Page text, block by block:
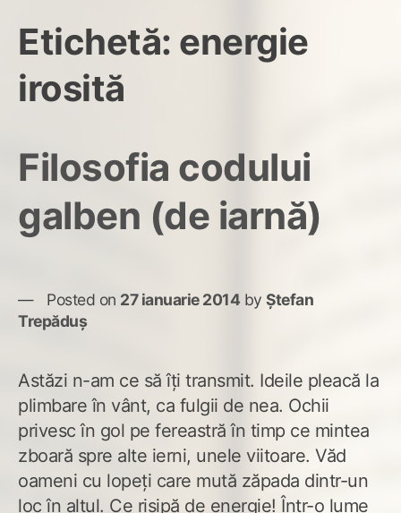
Etichetă: energie
irosită
Filosofia codului
galben (de iarnă)
Posted on 27 ianuarie 2014 by Ștefan
Trepăduș
Astăzi n-am ce să îţi transmit. Ideile pleacă la
plimbare în vânt, ca fulgii de nea. Ochii
privesc în gol pe fereastră în timp ce mintea
zboară spre alte ierni, unele viitoare. Văd
oameni cu lopeţi care mută zăpada dintr-un
loc în altul. Ce risipă de energie! Într-o lume